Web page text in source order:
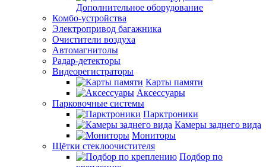
Дополнительное оборудование
Комбо-устройства
Электропривод багажника
Очистители воздуха
Автомагнитолы
Радар-детекторы
Видеорегистраторы
Карты памяти
Аксессуары
Парковочные системы
Парктроники
Камеры заднего вида
Мониторы
Щётки стеклоочистителя
Подбор по